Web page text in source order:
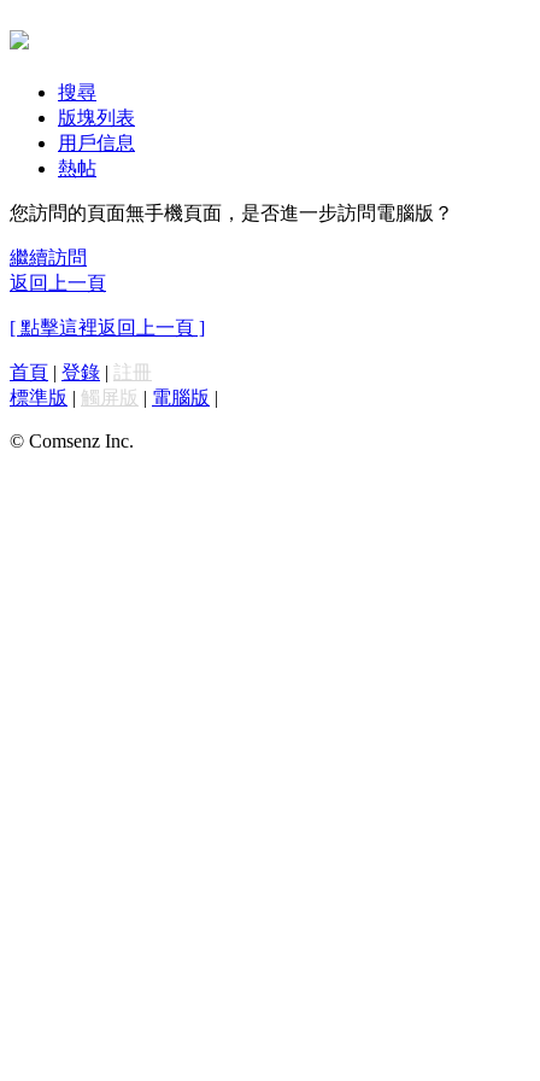
搜尋
版塊列表
用戶信息
熱帖
您訪問的頁面無手機頁面，是否進一步訪問電腦版？
繼續訪問
返回上一頁
[ 點擊這裡返回上一頁 ]
首頁 | 登錄 | 註冊
標準版 | 觸屏版 | 電腦版 |
© Comsenz Inc.